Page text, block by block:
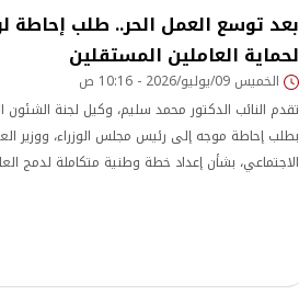
بعد توسع العمل الحر.. طلب
لحماية العاملين المستقلين
الخميس 09/يوليو/2026 - 10:16 ص
تقدم النائب الدكتور محمد سليم، وكيل لجنة الشئون
بطلب إحاطة موجه إلى رئيس مجلس الوزراء، ووزير
الاجتماعي، بشأن إعداد خطة وطنية متكاملة لدمج